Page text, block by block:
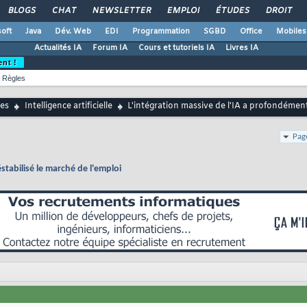
BLOGS CHAT NEWSLETTER EMPLOI ÉTUDES DROIT
Java Dév. Web EDI Programmation SGBD Office
Mobiles
Actualités IA
Forum IA Cours et tutoriels IA Livres IA
!
Règles
Intelligence artificielle L'intégration massive de l'IA a
le marché de l'emploi